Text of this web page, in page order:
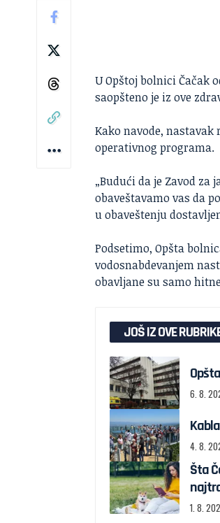
U Opštoj bolnici Čačak
saopšteno je iz ove
Kako navode,
operativnog programa.
„Budući da je Zavod
obaveštavamo vas da
u obaveštenju
Podsetimo, Opšta
vodosnabdevanjem
obavljane su samo
JOŠ IZ OVE
6. 8.
4. 8.
Šta
1. 8.